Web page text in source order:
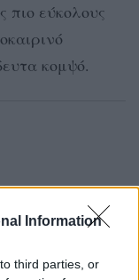
Information
third parties, or
πιο εύκολους
κομψό.